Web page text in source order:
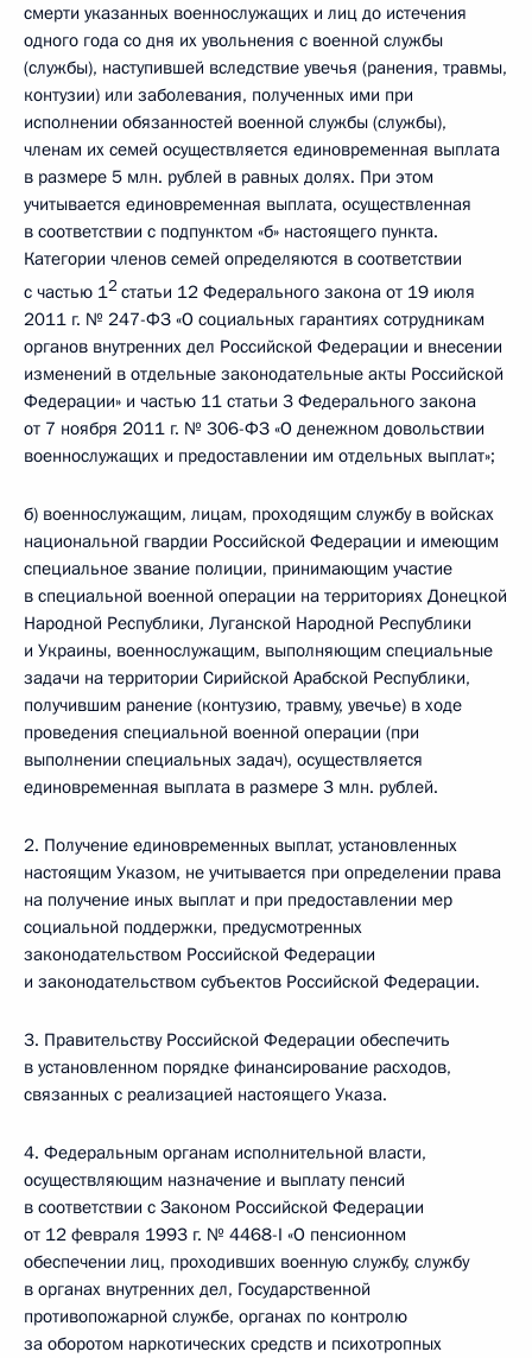
смерти указанных военнослужащих и лиц до истечения
одного года со дня их увольнения с военной службы
(службы), наступившей вследствие увечья (ранения, травмы,
контузии) или заболевания, полученных ими при
исполнении обязанностей военной службы (службы),
членам их семей осуществляется единовременная выплата
в размере 5 млн. рублей в равных долях. При этом
учитывается единовременная выплата, осуществленная
в соответствии с подпунктом «б» настоящего пункта.
Категории членов семей определяются в соответствии
с частью 12 статьи 12 Федерального закона от 19 июля
2011 г. № 247-ФЗ «О социальных гарантиях сотрудникам
органов внутренних дел Российской Федерации и внесении
изменений в отдельные законодательные акты Российской
Федерации» и частью 11 статьи 3 Федерального закона
от 7 ноября 2011 г. № 306-ФЗ «О денежном довольствии
военнослужащих и предоставлении им отдельных выплат»;
б) военнослужащим, лицам, проходящим службу в войсках
национальной гвардии Российской Федерации и имеющим
специальное звание полиции, принимающим участие
в специальной военной операции на территориях Донецкой
Народной Республики, Луганской Народной Республики
и Украины, военнослужащим, выполняющим специальные
задачи на территории Сирийской Арабской Республики,
получившим ранение (контузию, травму, увечье) в ходе
проведения специальной военной операции (при
выполнении специальных задач), осуществляется
единовременная выплата в размере 3 млн. рублей.
2. Получение единовременных выплат, установленных
настоящим Указом, не учитывается при определении права
на получение иных выплат и при предоставлении мер
социальной поддержки, предусмотренных
законодательством Российской Федерации
и законодательством субъектов Российской Федерации.
3. Правительству Российской Федерации обеспечить
в установленном порядке финансирование расходов,
связанных с реализацией настоящего Указа.
4. Федеральным органам исполнительной власти,
осуществляющим назначение и выплату пенсий
в соответствии с Законом Российской Федерации
от 12 февраля 1993 г. № 4468-I «О пенсионном
обеспечении лиц, проходивших военную службу, службу
в органах внутренних дел, Государственной
противопожарной службе, органах по контролю
за оборотом наркотических средств и психотропных